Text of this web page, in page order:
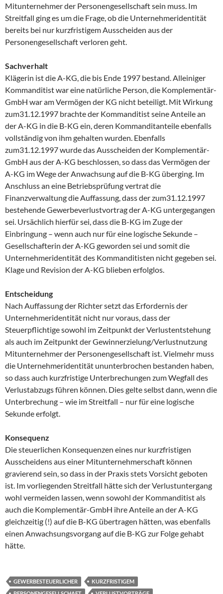
Mitunternehmer der Personengesellschaft sein muss. Im
Streitfall ging es um die Frage, ob die Unternehmeridentität
bereits bei nur kurzfristigem Ausscheiden aus der
Personengesellschaft verloren geht.
Sachverhalt
Klägerin ist die A-KG, die bis Ende 1997 bestand. Alleiniger
Kommanditist war eine natürliche Person, die Komplementär-
GmbH war am Vermögen der KG nicht beteiligt. Mit Wirkung
zum31.12.1997 brachte der Kommanditist seine Anteile an
der A-KG in die B-KG ein, deren Kommanditanteile ebenfalls
vollständig von ihm gehalten wurden. Ebenfalls
zum31.12.1997 wurde das Ausscheiden der Komplementär-
GmbH aus der A-KG beschlossen, so dass das Vermögen der
A-KG im Wege der Anwachsung auf die B-KG überging. Im
Anschluss an eine Betriebsprüfung vertrat die
Finanzverwaltung die Auffassung, dass der zum31.12.1997
bestehende Gewerbeverlustvortrag der A-KG untergegangen
sei. Ursächlich hierfür sei, dass die B-KG im Zuge der
Einbringung – wenn auch nur für eine logische Sekunde –
Gesellschafterin der A-KG geworden sei und somit die
Unternehmeridentität des Kommanditisten nicht gegeben sei.
Klage und Revision der A-KG blieben erfolglos.
Entscheidung
Nach Auffassung der Richter setzt das Erfordernis der
Unternehmeridentität nicht nur voraus, dass der
Steuerpflichtige sowohl im Zeitpunkt der Verlustentstehung
als auch im Zeitpunkt der Gewinnerzielung/Verlustnutzung
Mitunternehmer der Personengesellschaft ist. Vielmehr muss
die Unternehmeridentität ununterbrochen bestanden haben,
so dass auch kurzfristige Unterbrechungen zum Wegfall des
Verlustabzugs führen können. Dies gelte selbst dann, wenn die
Unterbrechung – wie im Streitfall – nur für eine logische
Sekunde erfolgt.
Konsequenz
Die steuerlichen Konsequenzen eines nur kurzfristigen
Ausscheidens aus einer Mitunternehmerschaft können
gravierend sein, so dass in der Praxis stets Vorsicht geboten
ist. Im vorliegenden Streitfall hätte sich der Verlustuntergang
wohl vermeiden lassen, wenn sowohl der Kommanditist als
auch die Komplementär-GmbH ihre Anteile an der A-KG
gleichzeitig (!) auf die B-KG übertragen hätten, was ebenfalls
einen Anwachsungsvorgang auf die B-KG zur Folge gehabt
hätte.
GEWERBESTEUERLICHER
KURZFRISTIGEM